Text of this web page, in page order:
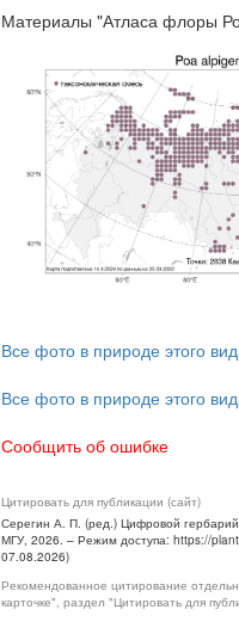
Материалы "Атласа флоры
Все фото в природе этого
Все фото в природе этого
Сообщить об ошибке
Цитировать для публикации (сайт)
Серегин А. П. (ред.) Цифровой
МГУ, 2026. – Режим доступа: https://
07.08.2026)
Рекомендованное цитирование
карточке", раздел "Цитировать для